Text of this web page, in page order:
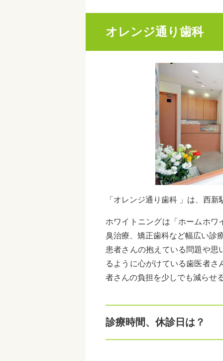
オレンジ通り歯科
「オレンジ通り歯科 」は、西
ホワイトニングは「ホームホワ
臭治療、矯正歯科など幅広い診
患者さんの抱えている問題や
るように心がけている歯医者さ
者さんの負担を少しでも減らせ
診療時間、休診日は？